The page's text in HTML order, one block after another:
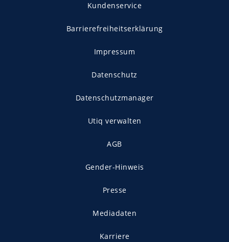
Kundenservice
Barrierefreiheitserklärung
Impressum
Datenschutz
Datenschutzmanager
Utiq verwalten
AGB
Gender-Hinweis
Presse
Mediadaten
Karriere